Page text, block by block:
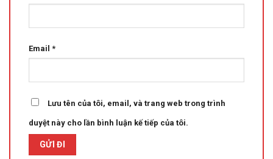
Email *
Lưu tên của tôi, email, và trang web trong trình
duyệt này cho lần bình luận kế tiếp của tôi.